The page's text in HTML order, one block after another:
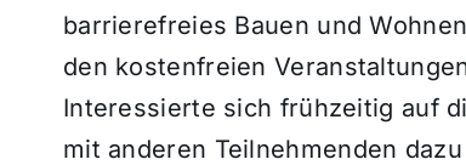
barrierefreies Bauen und
den kostenfreien
Interessierte sich frühzeitig auf
mit anderen Teilnehmenden